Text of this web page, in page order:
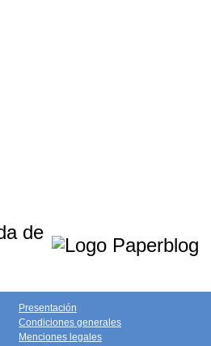
de
Presentación
Condiciones generales
Menciones legales